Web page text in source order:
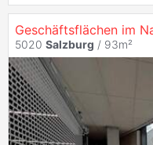
Geschäftsflächen im
5020 Salzburg / 93m²